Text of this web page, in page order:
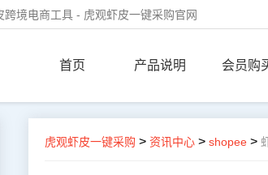
境电商工具 - 虎观虾皮一键采购官网
首页 产品说明 会员购
虎观虾皮一键采购 > 资讯中心 > shopee >